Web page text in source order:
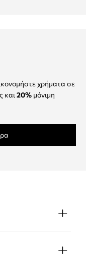
χρήματα σε
και 20% μόνιμη